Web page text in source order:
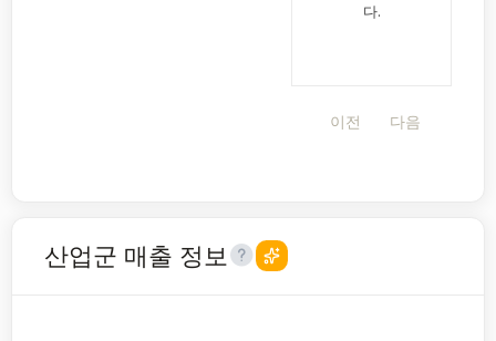
다.
이전 다음
산업군 매출 정보